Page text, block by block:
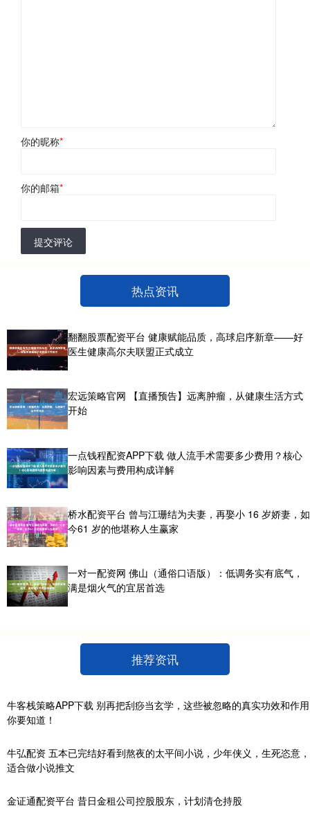
你的昵称*
你的邮箱*
提交评论
热点资讯
翻翻股票配资平台 健康赋能品质，高球启序新章——好
医生健康高尔夫联盟正式成立
宏远策略官网 【直播预告】远离肿瘤，从健康生活方式
开始
一点钱程配资APP下载 做人流手术需要多少费用？核心
影响因素与费用构成详解
桥水配资平台 曾与江珊结为夫妻，再娶小 16 岁娇妻，如
今61 岁的他堪称人生赢家
一对一配资网 佛山（通俗口语版）：低调务实有底气，
满是烟火气的宜居首选
推荐资讯
牛客栈策略APP下载 别再把刮痧当玄学，这些被忽略的真实功效和作用
你要知道！
牛弘配资 五本已完结好看到熬夜的太平间小说，少年侠义，生死恣意，
适合做小说推文
金证通配资平台 昔日金租公司控股股东，计划清仓持股